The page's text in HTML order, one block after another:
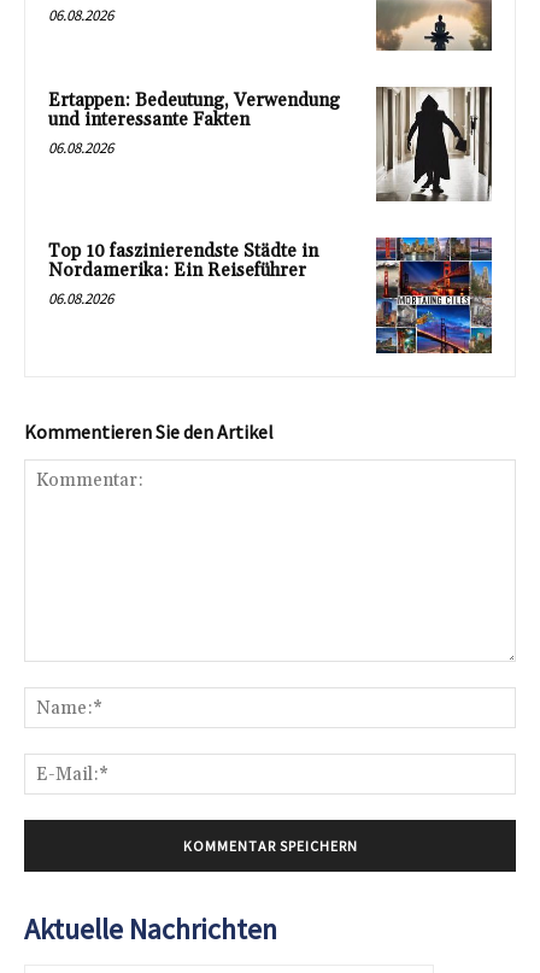
06.08.2026
Ertappen: Bedeutung, Verwendung
und interessante Fakten
06.08.2026
Top 10 faszinierendste Städte in
Nordamerika: Ein Reiseführer
06.08.2026
Kommentieren Sie den Artikel
Aktuelle Nachrichten